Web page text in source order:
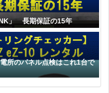
」 長期保証の15年
所のパネル点検はこれ1台で